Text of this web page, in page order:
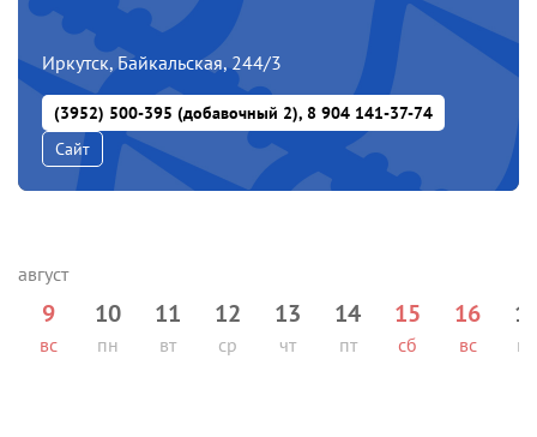
Иркутск, Байкальская, 244/3
(3952) 500-395 (добавочный 2), 8 904 141-37-74
Сайт
9
вс
10
пн
11
вт
12
ср
13
чт
14
пт
15
сб
16
вс пн